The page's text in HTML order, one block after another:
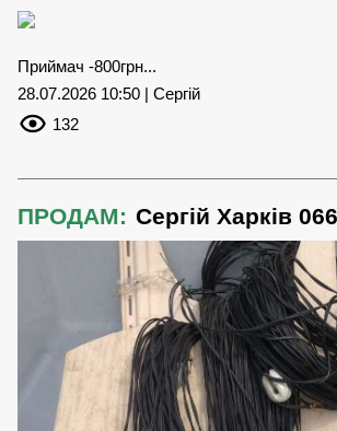
Приймач -800грн...
28.07.2026 10:50 | Сергій
132
ПРОДАМ: Сергій Харків